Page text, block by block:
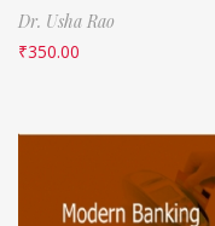
Dr. Usha Rao
₹350.00